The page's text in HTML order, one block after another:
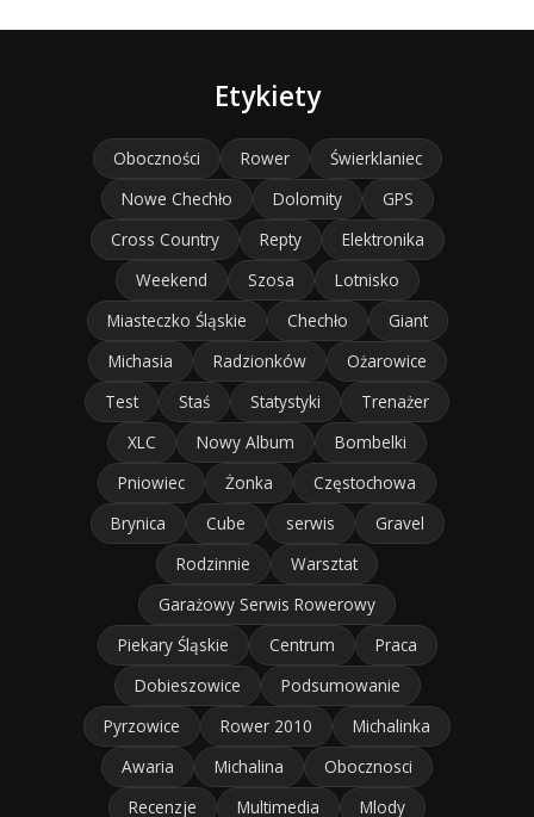
Etykiety
Oboczności Rower
Świerklaniec
Nowe Chechło
Dolomity
GPS
Cross Country
Repty
Elektronika
Weekend
Szosa
Lotnisko
Miasteczko Śląskie
Chechło
Giant
Michasia
Radzionków
Ożarowice
Test
Staś Statystyki
Trenażer
XLC
Nowy Album
Bombelki
Pniowiec
Żonka
Częstochowa
Brynica
Cube serwis
Gravel
Rodzinnie
Warsztat
Garażowy Serwis Rowerowy
Piekary Śląskie
Centrum
Praca
Dobieszowice
Podsumowanie
Pyrzowice
Rower 2010
Michalinka
Awaria
Michalina
Obocznosci
Recenzje
Multimedia Mlody